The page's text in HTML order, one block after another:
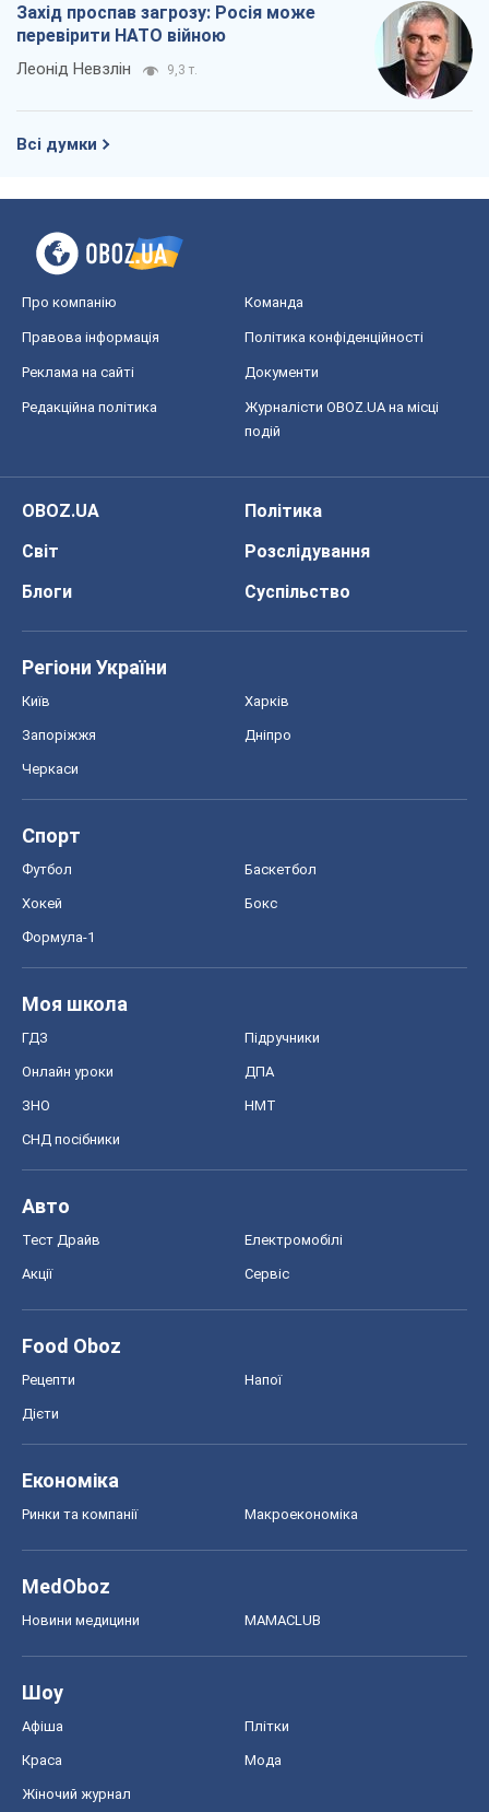
Захід проспав загрозу: Росія може
перевірити НАТО війною
Леонід Невзлін 9,3 т.
Всі думки
Про компанію Команда
Правова інформація Політика конфіденційності
Реклама на сайті Документи
Редакційна політика
Журналісти OBOZ.UA на місці
подій
OBOZ.UA
Політика
Світ
Розслідування
Блоги
Суспільство
Регіони України
Київ Харків
Запоріжжя Дніпро
Черкаси
Спорт
Футбол Баскетбол
Хокей Бокс
Формула-1
Моя школа
ГДЗ Підручники
Онлайн уроки ДПА
ЗНО НМТ
СНД посібники
Авто
Тест Драйв Електромобілі
Акції Сервіс
Food Oboz
Рецепти Напої
Дієти
Економіка
Ринки та компанії Макроекономіка
MedOboz
Новини медицини MAMACLUB
Шоу
Афіша Плітки
Краса Мода
Жіночий журнал